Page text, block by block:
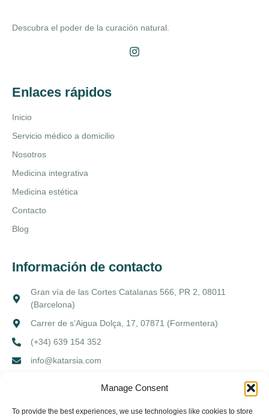
Manage Consent
To provide the best experiences, we use technologies like cookies to store
Descubra el poder de la curación natural.
Enlaces rápidos
Inicio
Servicio médico a domicilio
Nosotros
Medicina integrativa
Medicina estética
Contacto
Blog
Información de contacto
Gran vía de las Cortes Catalanas 566, PR 2, 08011
(Barcelona)
Carrer de s’Aigua Dolça, 17, 07871 (Formentera)
(+34) 639 154 352
info@katarsia.com
Aviso legalPolítica de privacidadPolítica de cookies